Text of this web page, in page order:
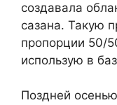
создавала
сазана. Такую
пропорции 50/
использую в
Поздней